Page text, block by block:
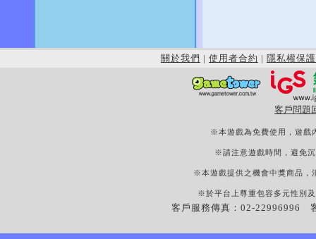
關於我們 | 使用者合約 | 隱私權保護
客戶問題
※本遊戲為免費使用，遊戲
※請注意遊戲時間，避免
※本遊戲提供之機會中獎商品，
※於平台上尊重包容多元性別
客戶服務傳真：02-22996996